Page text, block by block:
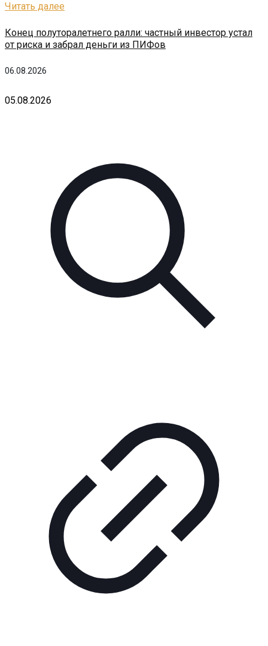
06.08.2026
Конец полуторалетнего ралли: частный инвестор устал
от риска и забрал деньги из ПИФов
Читать далее
05.08.2026